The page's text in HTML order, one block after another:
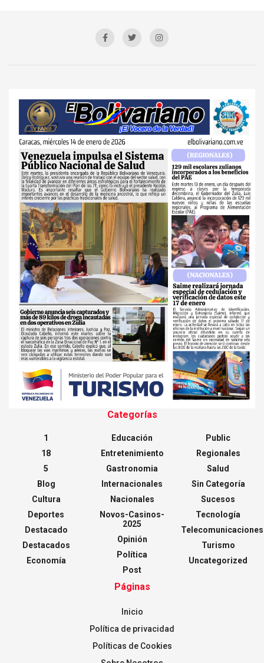
Categorías
1
18
5
Blog
Cultura
Deportes
Destacado
Destacados
Economía
Educación
Entretenimiento
Gastronomia
Internacionales
Nacionales
Novos-Casinos-
2025
Opinión
Política
Post
Public
Regionales
Salud
Sin Categoría
Sucesos
Tecnología
Telecomunicaciones
Turismo
Uncategorized
Páginas
Inicio
Política de privacidad
Políticas de Cookies